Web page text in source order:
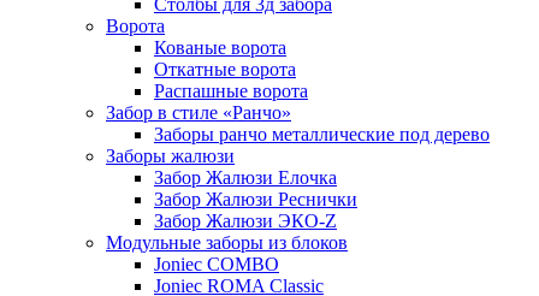
Столбы для 3д забора
Ворота
Кованые ворота
Откатные ворота
Распашные ворота
Забор в стиле «Ранчо»
Заборы ранчо металлические под дерево
Заборы жалюзи
Забор Жалюзи Елочка
Забор Жалюзи Реснички
Забор Жалюзи ЭКО-Z
Модульные заборы из блоков
Joniec COMBO
Joniec ROMA Classic